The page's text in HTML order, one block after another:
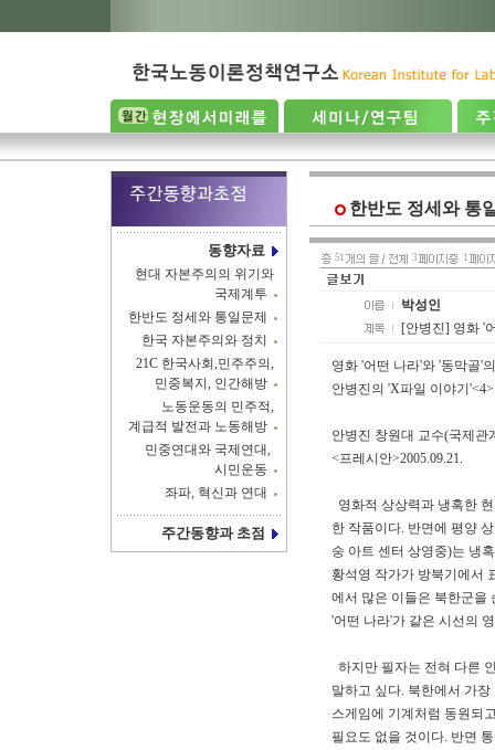
동향자료
현대 자본주의의 위기와
국제계투
한반도 정세와 통일문제
한국 자본주의와 정치
21C 한국사회,민주주의,
민중복지, 인간해방
노동운동의 민주적,
계급적 발전과 노동해방
민중연대와 국제연대,
시민운동
좌파, 혁신과 연대
주간동향과 초점
한반도 정세와 통
51 3 1
박성인
[안병진] 영화 '
영화 '어떤 나라'와 '동막골'
안병진의 'X파일 이야기
안병진 창원대 교수(국제관
<프레시안>2005.09.21.
영화적 상상력과 냉혹한
한 작품이다. 반면에 평양
숭 아트 센터 상영중)는 냉
황석영 작가가 방북기에서
에서 많은 이들은 북한군을
'어떤 나라'가 같은 시선의
하지만 필자는 전혀 다른
말하고 싶다. 북한에서 가
스게임에 기계처럼 동원되
필요도 없을 것이다. 반면